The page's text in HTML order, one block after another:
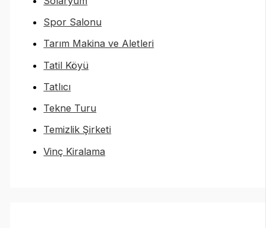
Spor Salonu
Tarım Makina ve Aletleri
Tatil Köyü
Tatlıcı
Tekne Turu
Temizlik Şirketi
Vinç Kiralama